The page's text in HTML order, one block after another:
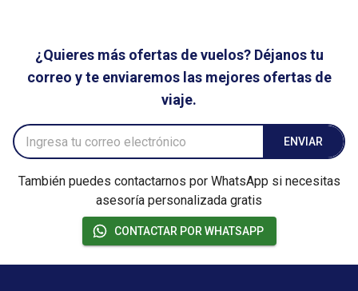
¿Quieres más ofertas de vuelos? Déjanos tu
correo y te enviaremos las mejores ofertas de
viaje.
ENVIAR
También puedes contactarnos por WhatsApp si necesitas
asesoría personalizada gratis
CONTACTAR POR WHATSAPP